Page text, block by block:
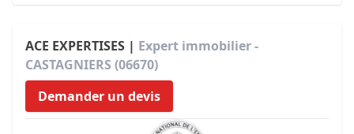
ACE EXPERTISES | Expert immobilier -
CASTAGNIERS (06670)
Demander un devis